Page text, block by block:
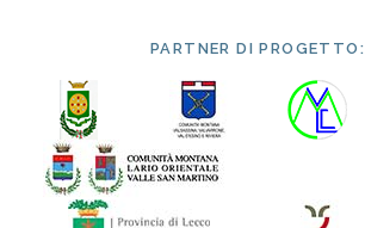
PARTNER DI PROGETTO: